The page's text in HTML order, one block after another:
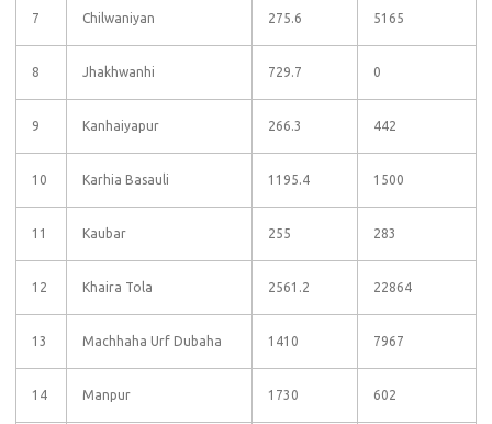
7 Chilwaniyan 275.6 5165
8 Jhakhwanhi 729.7 0
9 Kanhaiyapur 266.3 442
10 Karhia Basauli 1195.4 1500
11 Kaubar 255 283
12 Khaira Tola 2561.2 22864
13 Machhaha Urf Dubaha 1410 7967
14 Manpur 1730 602